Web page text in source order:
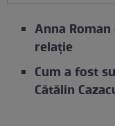
Anna
relație
Cum a fost
Cătălin